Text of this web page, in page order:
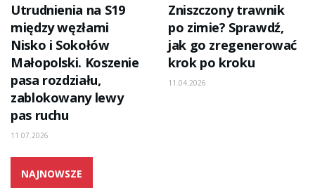
Utrudnienia na S19
między węzłami
Nisko i Sokołów
Małopolski. Koszenie
pasa rozdziału,
zablokowany lewy
pas ruchu
11.07.2026
Zniszczony trawnik
po zimie? Sprawdź,
jak go zregenerować
krok po kroku
11.04.2026
NAJNOWSZE